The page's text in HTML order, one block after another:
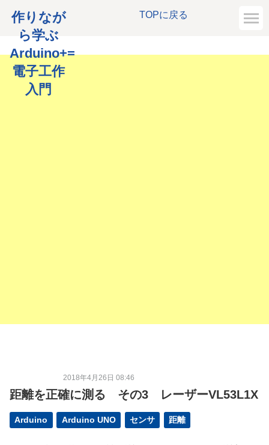
TOPに戻る
作りなが
ら学ぶ
Arduino+=
電子工作
入門
2018年4月26日 08:46
距離を正確に測る その3 レーザーVL53L1X
Arduino Arduino UNO センサ 距離